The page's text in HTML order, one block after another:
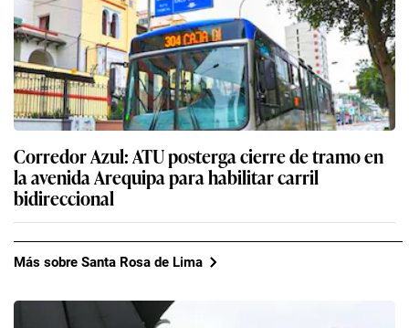
Corredor Azul: ATU posterga cierre de tramo en
la avenida Arequipa para habilitar carril
bidireccional
Más sobre Santa Rosa de Lima